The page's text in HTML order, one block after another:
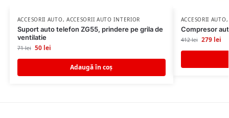
ACCESORII AUTO, ACCESORII AUTO INTERIOR
Suport auto telefon ZG55, prindere pe grila de
ventilatie
71lei 50 lei
Adaugă în coș
ACCESORII AUTO
Compresor
412lei 279 lei